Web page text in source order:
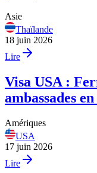
Asie
Thaïlande
18 juin 2026
Lire
Visa USA :
ambassades
Amériques
USA
17 juin 2026
Lire